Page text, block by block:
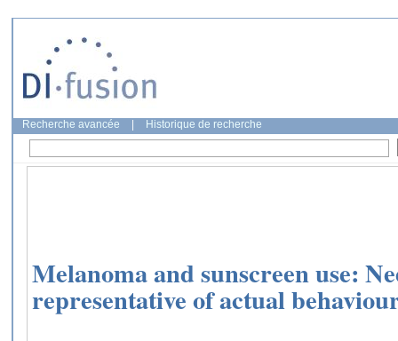
Recherche avancée Historique de recherche
Melanoma and sunscreen use:
representative of actual